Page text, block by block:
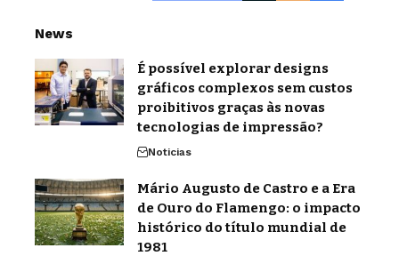
News
É possível explorar designs
gráficos complexos sem custos
proibitivos graças às novas
tecnologias de impressão?
Noticias
Mário Augusto de Castro e a Era
de Ouro do Flamengo: o impacto
histórico do título mundial de
1981